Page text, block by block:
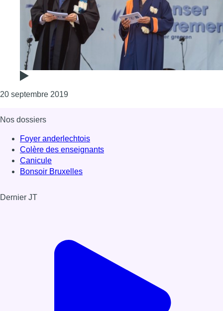
20 septembre 2019Consulter l'article "L’ULB et la VUB
Nos dossiers
Foyer anderlechtois
Colère des enseignants
Canicule
Bonsoir Bruxelles
Dernier JT